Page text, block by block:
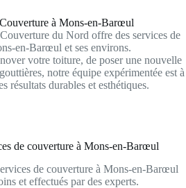
à Mons-en-Barœul
du Nord offre des services de
en-Barœul et ses environs.
votre toiture, de poser une nouvelle
notre équipe expérimentée est à
résultats durables et esthétiques.
de couverture à Mons-en-Barœul
de couverture à Mons-en-Barœul
et effectués par des experts.